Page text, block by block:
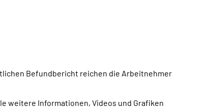
Befundbericht reichen die Arbeitnehmer
weitere Informationen, Videos und Grafiken